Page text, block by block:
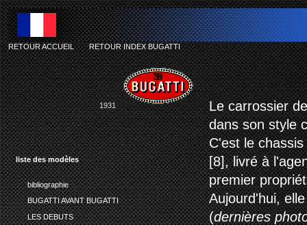
liste des modèles
bibliographie
BUGATTI AVANT BUGATTI
LES DEBUTS
RETOUR ACCUEIL-RETOUR INDEX BUGATTI
1931
Le carrossier
dans son style
C'est le
[8], livré à
premier
Aujourd'hui,
(dernières